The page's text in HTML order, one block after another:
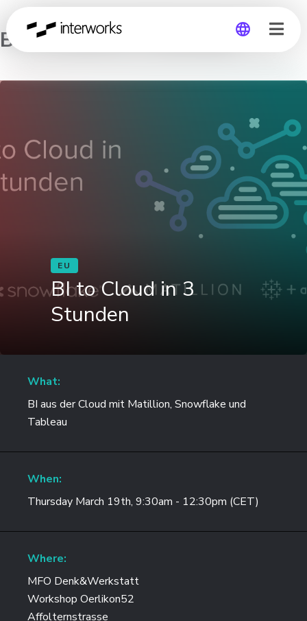
BI to Cloud in 3 Stunden
EU
BI to Cloud in 3
Stunden
What:
BI aus der Cloud mit Matillion, Snowflake und
Tableau
When:
Thursday March 19th, 9:30am - 12:30pm (CET)
Where:
MFO Denk&Werkstatt
Workshop Oerlikon52
Affolternstrasse